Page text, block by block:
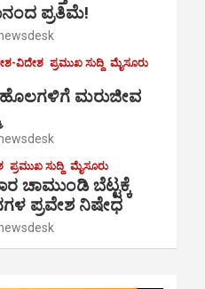
ಪ್ರತಿಮೆ!
ವಿದೇಶ ಪ್ರಮುಖ ಸುದ್ದಿ ಮೈಸೂರು
ಹೊಲಗಳಿಗೆ ಮರುಜೀವ
ಪ್ರಮುಖ ಸುದ್ದಿ ಮೈಸೂರು
ಚಾಮುಂಡಿ ಬೆಟ್ಟಕ್ಕೆ
ಪ್ರವೇಶ ನಿಷೇಧ